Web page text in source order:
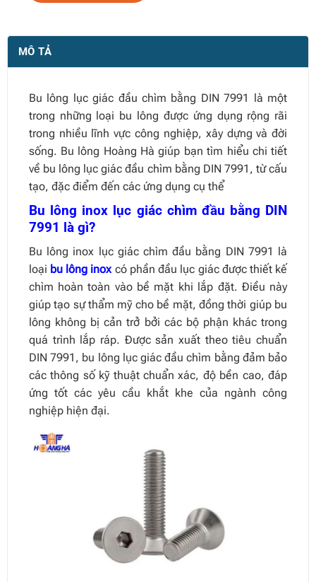
MÔ TẢ
Bu lông lục giác đầu chìm bằng DIN 7991 là một
trong những loại bu lông được ứng dụng rộng rãi
trong nhiều lĩnh vực công nghiệp, xây dựng và đời
sống. Bu lông Hoàng Hà giúp bạn tìm hiểu chi tiết
về bu lông lục giác đầu chìm bằng DIN 7991, từ cấu
tạo, đặc điểm đến các ứng dụng cụ thể
Bu lông inox lục giác chìm đầu bằng DIN
7991 là gì?
Bu lông inox lục giác chìm đầu bằng DIN 7991 là
loại bu lông inoxcó phần đầu lục giác được thiết kế
chìm hoàn toàn vào bề mặt khi lắp đặt. Điều này
giúp tạo sự thẩm mỹ cho bề mặt, đồng thời giúp bu
lông không bị cản trở bởi các bộ phận khác trong
quá trình lắp ráp. Được sản xuất theo tiêu chuẩn
DIN 7991, bu lông lục giác đầu chìm bằng đảm bảo
các thông số kỹ thuật chuẩn xác, độ bền cao, đáp
ứng tốt các yêu cầu khắt khe của ngành công
nghiệp hiện đại.